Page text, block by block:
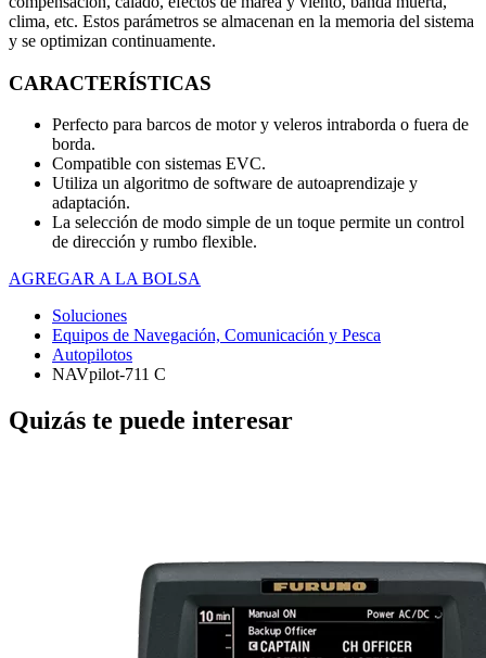
clima, etc. Estos parámetros se almacenan en la memoria del sistema
y se optimizan continuamente.
CARACTERÍSTICAS
Perfecto para barcos de motor y veleros intraborda o fuera de
borda.
Compatible con sistemas EVC.
Utiliza un algoritmo de software de autoaprendizaje y
adaptación.
La selección de modo simple de un toque permite un control
de dirección y rumbo flexible.
AGREGAR A LA BOLSA
Soluciones
Equipos de Navegación, Comunicación y Pesca
Autopilotos
NAVpilot-711 C
Quizás te puede interesar